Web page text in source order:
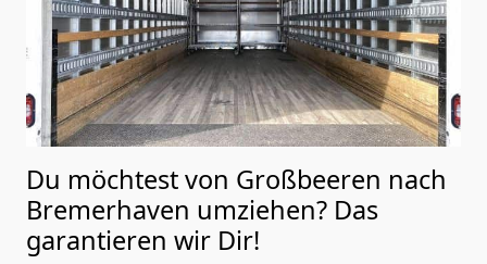
Du möchtest von Großbeeren nach
Bremer­haven umziehen? Das
garantieren wir Dir!